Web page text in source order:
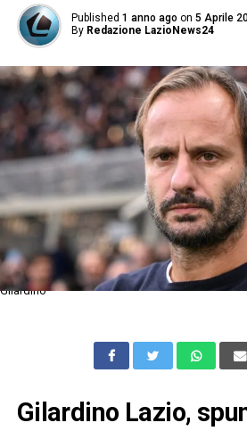
Published 1 anno ago on 5 Aprile
By Redazione LazioNews24
Gilardino
Gilardino Lazio,